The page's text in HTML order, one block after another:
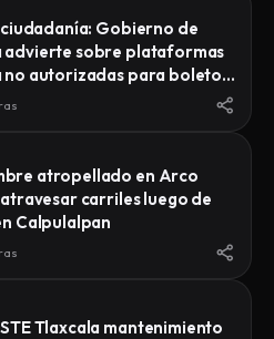
Gobierno de
advierte sobre plataformas
no autorizadas para boletos
atropellado en Arco
carriles luego de
Calpulalpan
Tlaxcala mantenimiento